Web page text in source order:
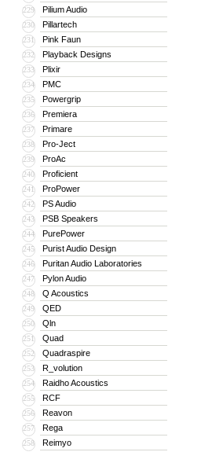
229 Pilium Audio
230 Pillartech
231 Pink Faun
232 Playback Designs
233 Plixir
234 PMC
235 Powergrip
236 Premiera
237 Primare
238 Pro-Ject
239 ProAc
240 Proficient
241 ProPower
242 PS Audio
243 PSB Speakers
244 PurePower
245 Purist Audio Design
246 Puritan Audio Laboratories
247 Pylon Audio
248 Q Acoustics
249 QED
250 Qln
251 Quad
252 Quadraspire
253 R_volution
254 Raidho Acoustics
255 RCF
256 Reavon
257 Rega
258 Reimyo